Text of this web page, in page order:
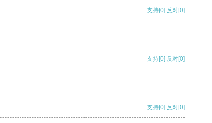
支持[0] 反对[0]
支持[0] 反对[0]
支持[0] 反对[0]